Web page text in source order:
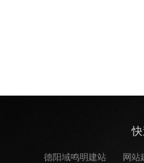
德阳域鸣明建站 网站